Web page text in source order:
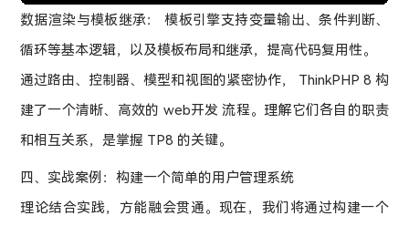
数据渲染与模板继承： 模板引擎支持变量输出、条件判断、
循环等基本逻辑，以及模板布局和继承，提高代码复用性。
通过路由、控制器、模型和视图的紧密协作， ThinkPHP 8 构
建了一个清晰、高效的 web开发 流程。理解它们各自的职责
和相互关系，是掌握 TP8 的关键。
四、实战案例：构建一个简单的用户管理系统
理论结合实践，方能融会贯通。现在，我们将通过构建一个